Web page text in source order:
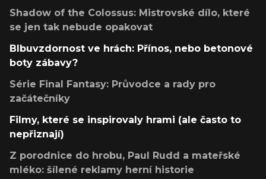
Shadow of the Colossus: Mistrovské dílo, které
se jen tak nebude opakovat
Blbuvzdornost ve hrách: Přínos, nebo betonové
boty zábavy?
Série Final Fantasy: Průvodce a rady pro
začátečníky
Filmy, které se inspirovaly hrami (ale často to
nepřiznají)
Z porodnice do hrobu, Paul Rudd a mateřské
mléko: šílené reklamy herní historie